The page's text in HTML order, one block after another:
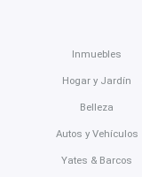
Inmuebles
Hogar y Jardín
Belleza
Autos y Vehículos
Yates & Barcos